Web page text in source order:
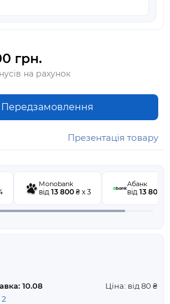
грн.
на рахунок
Передзамовлення
Презентація товару
Monobank
від 13 800₴ x 3
Абанк
від 13 800
10.08
Ціна: від 80 ₴